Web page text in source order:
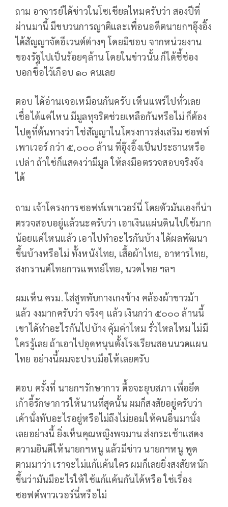
ถาม อาจารย์ได้ข่าวในโซเชียลไหมครับว่า สองปีที่
ผ่านมานี้ มีขบวนการญาติและเพื่อนอดีตนายกฯอุ๊งอิ๊ง
ได้สัญญาจัดอีเวนต์ต่างๆ โดยมิชอบ จากหน่วยงาน
ของรัฐไปเป็นร้อยๆล้าน โดยในข่าวนั้น ก็ได้ชี้ช่อง
บอกชื่อไว้เกือบ ๑๐ คนเลย
ตอบ ได้อ่านเจอเหมือนกันครับ เห็นแพร่ไปทั่วเลย
เชื่อได้แค่ไหน มีมูลทุจริตช่วยเหลือกันหรือไม่ ก็ต้อง
ไปดูที่ต้นทางว่า ใช่สัญญาในโครงการส่งเสริม ซอฟท์
เพาเวอร์ กว่า ๕,๐๐๐ ล้าน ที่อุ๊งอิ๊งเป็นประธานหรือ
เปล่า ถ้าใช่ก็แสดงว่ามีมูล ให้ลงมือตรวจสอบจริงจัง
ได้
ถาม เจ้าโครงการซอฟท์เพาเวอร์นี่ โดยตัวมันเองก็น่า
ตรวจสอบอยู่แล้วนะครับว่า เอาเงินแผ่นดินไปใช้มาก
น้อยแค่ไหนแล้ว เอาไปทำอะไรกันบ้าง ได้ผลพัฒนา
ขึ้นบ้างหรือไม่ ทั้งหนังไทย, เสื้อผ้าไทย, อาหารไทย,
สงกรานต์ไทยการแพทย์ไทย, นวดไทย ฯลฯ
ผมเห็น ครม. ใส่สูททับกางเกงช้าง คล้องผ้าขาวม้า
แล้ว งงมากครับว่า จริงๆ แล้ว เงินกว่า ๕๐๐๐ ล้านนี้
เขาได้ทำอะไรกันไปบ้าง คุ้มค่าไหม รั่วไหลไหม ไม่มี
ใครรู้เลย ถ้าเอาไปอุดหนุนตั้งโรงเรียนสอนนวดแผน
ไทย อย่างนี้ผมจะปรบมือให้เลยครับ
ตอบ ครั้งที่ นายกฯรักษาการ ดื้อจะยุบสภา เพื่อยึด
เก้าอี้รักษาการให้นานที่สุดนั้น ผมก็สงสัยอยู่ครับว่า
เค้านั่งทับอะไรอยู่หรือไม่ถึงไม่ยอมให้คนอื่นมานั่ง
เลยอย่างนี้ ยิ่งเห็นคุณหญิงพจมาน ส่งกระเช้าแสดง
ความยินดีให้นายกฯหนู แล้วมีข่าว นายกฯหนู พูด
ตามมาว่า เราจะไม่แก้แค้นใคร ผมก็เลยยิ่งสงสัยหนัก
ขึ้นว่ามันมีอะไรให้ใช้แก้แค้นกันได้หรือ ใช่เรื่อง
ซอฟต์พาวเวอร์นี่หรือไม่